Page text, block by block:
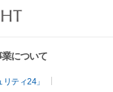
について
ティ24」